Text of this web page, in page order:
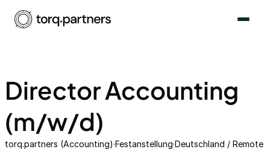
Director Accounting
(m/w/d)
torq.partners (Accounting)·Festanstellung·Deutschland / Remote